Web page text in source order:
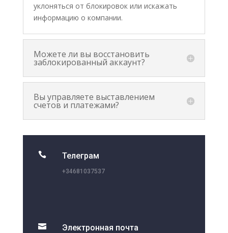
уклоняться от блокировок или искажать
информацию о компании.
Можете ли вы восстановить
заблокированный аккаунт?
Вы управляете выставлением
счетов и платежами?
 Телеграм
+34681037537
 Электронная почта